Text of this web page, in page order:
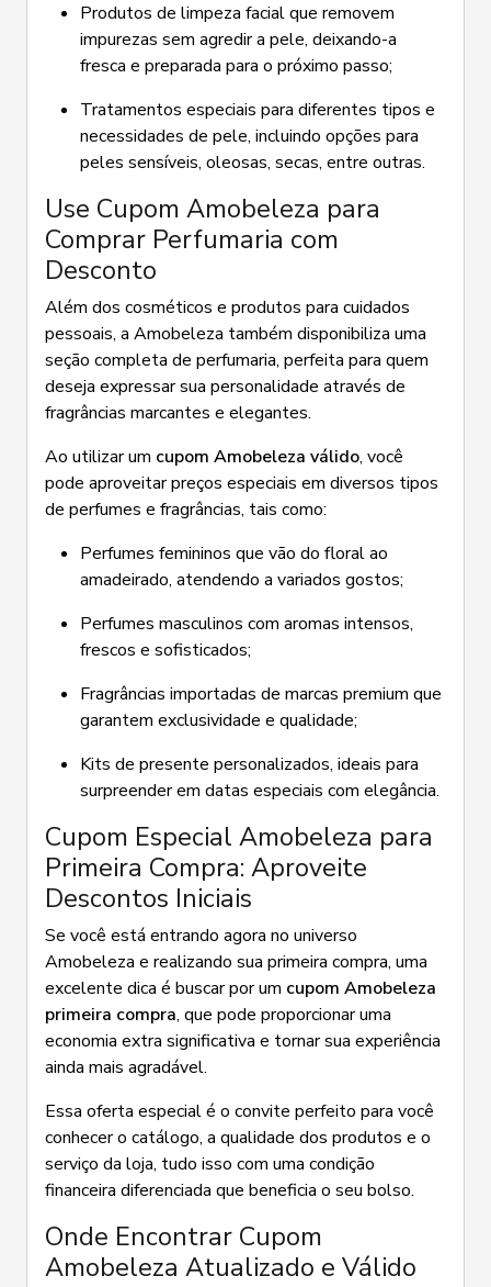
Produtos de limpeza facial que removem
impurezas sem agredir a pele, deixando-a
fresca e preparada para o próximo passo;
Tratamentos especiais para diferentes tipos e
necessidades de pele, incluindo opções para
peles sensíveis, oleosas, secas, entre outras.
Use Cupom Amobeleza para
Comprar Perfumaria com
Desconto
Além dos cosméticos e produtos para cuidados
pessoais, a Amobeleza também disponibiliza uma
seção completa de perfumaria, perfeita para quem
deseja expressar sua personalidade através de
fragrâncias marcantes e elegantes.
Ao utilizar um cupom Amobeleza válido, você
pode aproveitar preços especiais em diversos tipos
de perfumes e fragrâncias, tais como:
Perfumes femininos que vão do floral ao
amadeirado, atendendo a variados gostos;
Perfumes masculinos com aromas intensos,
frescos e sofisticados;
Fragrâncias importadas de marcas premium que
garantem exclusividade e qualidade;
Kits de presente personalizados, ideais para
surpreender em datas especiais com elegância.
Cupom Especial Amobeleza para
Primeira Compra: Aproveite
Descontos Iniciais
Se você está entrando agora no universo
Amobeleza e realizando sua primeira compra, uma
excelente dica é buscar por um cupom Amobeleza
primeira compra, que pode proporcionar uma
economia extra significativa e tornar sua experiência
ainda mais agradável.
Essa oferta especial é o convite perfeito para você
conhecer o catálogo, a qualidade dos produtos e o
serviço da loja, tudo isso com uma condição
financeira diferenciada que beneficia o seu bolso.
Onde Encontrar Cupom
Amobeleza Atualizado e Válido